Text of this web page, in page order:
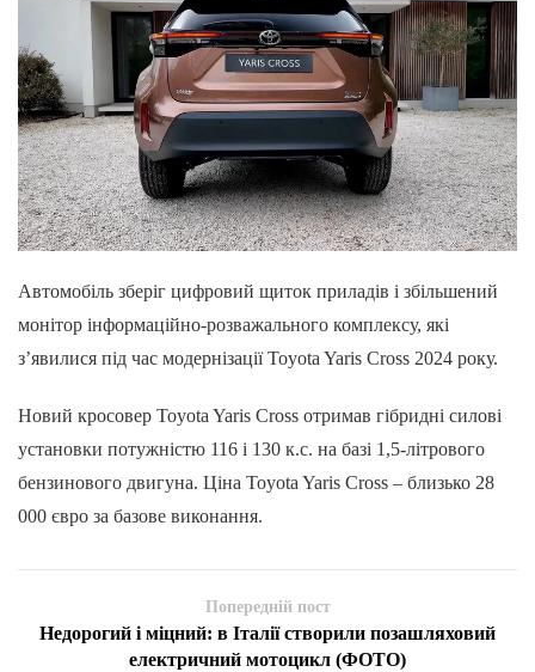
Автомобіль зберіг цифровий щиток приладів і збільшений
монітор інформаційно-розважального комплексу, які
з’явилися під час модернізації Toyota Yaris Cross 2024 року.
Новий кросовер Toyota Yaris Cross отримав гібридні силові
установки потужністю 116 і 130 к.с. на базі 1,5-літрового
бензинового двигуна. Ціна Toyota Yaris Cross – близько 28
000 євро за базове виконання.
Попередній пост
Недорогий і міцний: в Італії створили позашляховий
електричний мотоцикл (ФОТО)